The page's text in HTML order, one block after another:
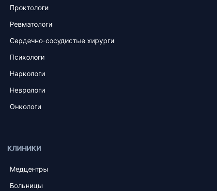
Проктологи
Ревматологи
Сердечно-сосудистые хирурги
Психологи
Наркологи
Неврологи
Онкологи
КЛИНИКИ
Медцентры
Больницы